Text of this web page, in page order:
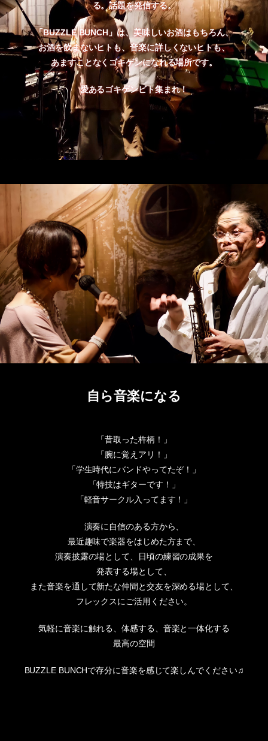
る。話題を発信する。
「BUZZLE BUNCH」は、美味しいお酒はもちろん、
お酒を飲まないヒトも、音楽に詳しくないヒトも、
あますことなくゴキゲンになれる場所です。
愛あるゴキゲンビト集まれ！
自ら音楽になる
「昔取った杵柄！」
「腕に覚えアリ！」
「学生時代にバンドやってたぞ！」
「特技はギターです！」
「軽音サークル入ってます！」
演奏に自信のある方から、
最近趣味で楽器をはじめた方まで、
演奏披露の場として、日頃の練習の成果を
発表する場として、
また音楽を通して新たな仲間と交友を深める場として、
フレックスにご活用ください。
気軽に音楽に触れる、体感する、音楽と一体化する
最高の空間
BUZZLE BUNCHで存分に音楽を感じて楽しんでください♫